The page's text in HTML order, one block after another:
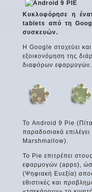
Κυκλοφόρησε η
tablets από τη
συσκευών.
Η Google στοχεύει
εξοικονόμηση της
διαφόρων εφαρμογών.
Το Android 9 Pie (Πίτα
παραδοσιακά
Marshmallow).
Το Pie επιτρέπει
εφαρμογών (apps),
(Ψηφιακή Ευεξία)
εθιστικές και